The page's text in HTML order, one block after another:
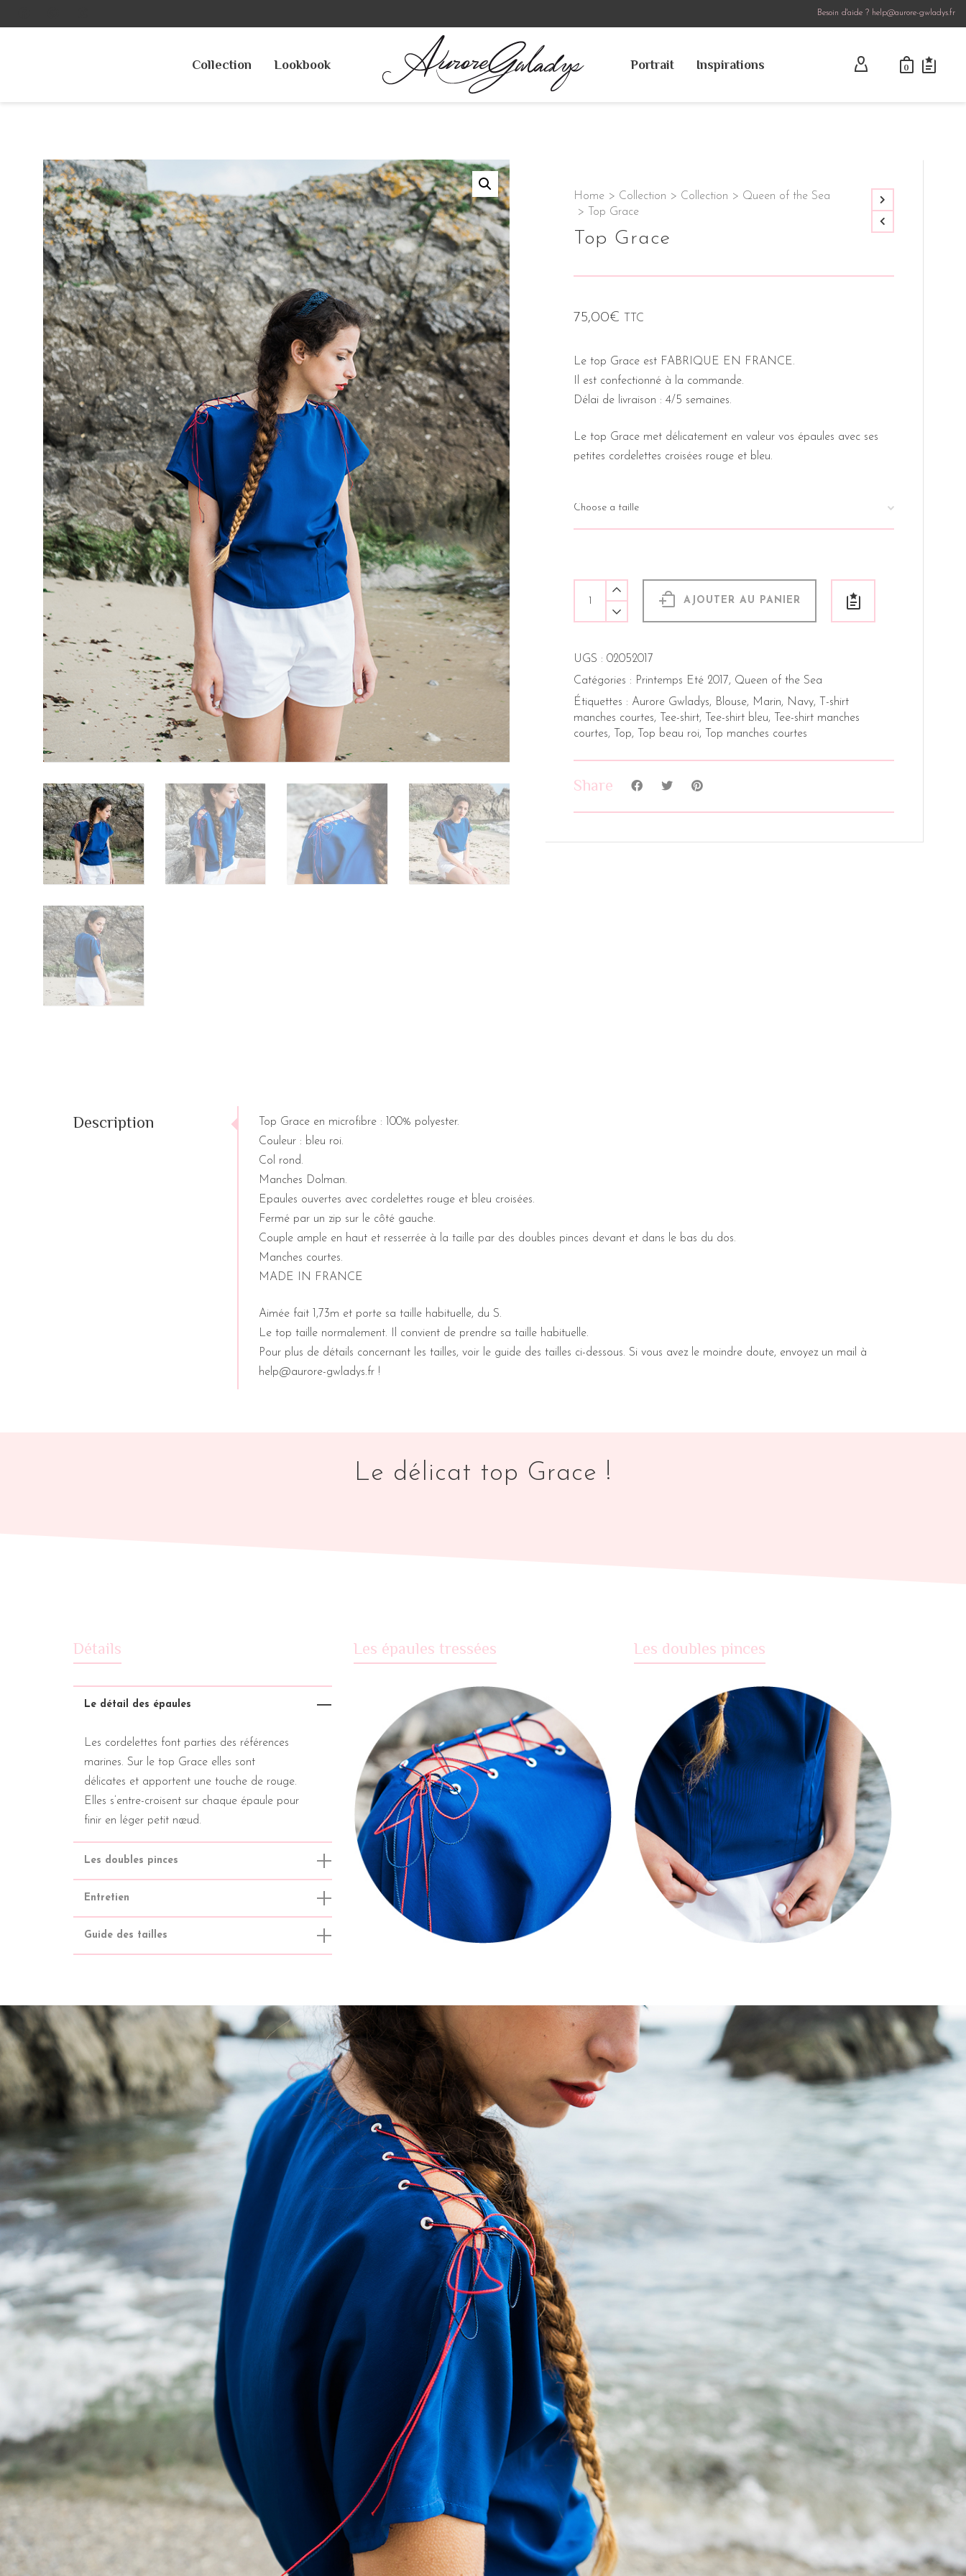
Besoin d'aide ? help@aurore-gwladys.fr
Collection Lookbook Portrait Inspirations 0
Home > Collection > Collection > Queen of the Sea
>
Top Grace
Top Grace
75,00€ TTC
Le top Grace est FABRIQUE EN FRANCE.
Il est confectionné à la commande.
Délai de livraison : 4/5 semaines.
Le top Grace met délicatement en valeur vos épaules avec ses
petites cordelettes croisées rouge et bleu.
AJOUTER AU PANIER
UGS : 02052017
Catégories : Printemps Eté 2017, Queen of the Sea
Étiquettes : Aurore Gwladys, Blouse, Marin, Navy,
T-shirt
manches courtes, Tee-shirt, Tee-shirt bleu,
Tee-shirt manches
courtes, Top, Top beau roi, Top manches courtes
Share
Description
Top Grace en microfibre : 100% polyester.
Couleur : bleu roi.
Col rond.
Manches Dolman.
Epaules ouvertes avec cordelettes rouge et bleu croisées.
Fermé par un zip sur le côté gauche.
Couple ample en haut et resserrée à la taille par des doubles pinces devant et dans le bas du dos.
Manches courtes.
MADE IN FRANCE
Aimée fait 1,73m et porte sa taille habituelle, du S.
Le top taille normalement. Il convient de prendre sa taille habituelle.
Pour plus de détails concernant les tailles, voir le guide des tailles ci-dessous. Si vous avez le moindre doute, envoyez un mail à
help@aurore-gwladys.fr !
Le délicat top Grace !
Détails
Le détail des épaules
Les cordelettes font parties des références
marines. Sur le top Grace elles sont
délicates et apportent une touche de rouge.
Elles s’entre-croisent sur chaque épaule pour
finir en léger petit nœud.
Les doubles pinces
Entretien
Guide des tailles
Les épaules tressées Les doubles pinces